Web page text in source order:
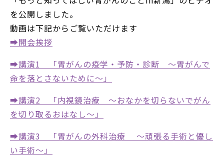
を公開しました。
動画は下記からご覧いただけます
➡開会挨拶
➡講演1 「胃がんの疫学・予防・診断 ～胃がんで
命を落とさないために～」
➡講演2 「内視鏡治療 ～おなかを切らないでがん
を切り取るおはなし～」
➡講演3 「胃がんの外科治療 ～頑張る手術と優し
い手術～」